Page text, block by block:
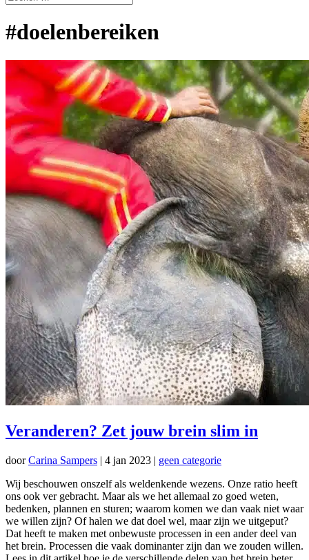
#doelenbereiken
Veranderen? Zet jouw brein slim in
doorCarina Sampers | 4 jan 2023 | geen categorie
Wij beschouwen onszelf als weldenkende wezens. Onze ratio heeft
ons ook ver gebracht. Maar als we het allemaal zo goed weten,
bedenken, plannen en sturen; waarom komen we dan vaak niet waar
we willen zijn? Of halen we dat doel wel, maar zijn we uitgeput?
Dat heeft te maken met onbewuste processen in een ander deel van
het brein. Processen die vaak dominanter zijn dan we zouden willen.